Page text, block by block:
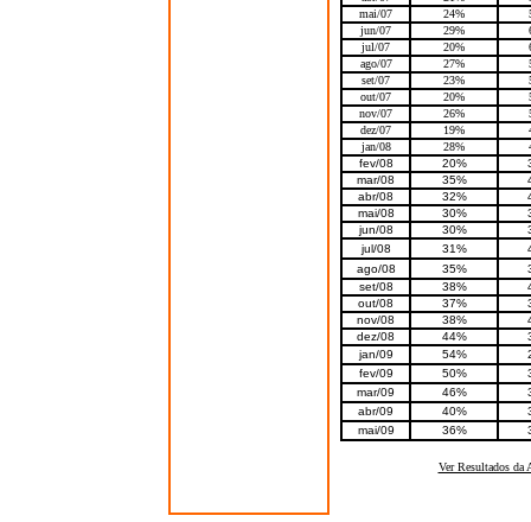
mai/07
24%
jun/07
29%
jul/07
20%
ago/07
27%
set/07
23%
out/07
20%
nov/07
26%
dez/07
19%
jan/08
28%
fev/08
20%
mar/08
35%
abr/08
32%
mai/08
30%
jun/08
30%
jul/08
31%
ago/08
35%
set/08
38%
out/08
37%
nov/08
38%
dez/08
44%
jan/09
54%
fev/09
50%
mar/09
46%
abr/09
40%
mai/09
36%
Ver Resultados da